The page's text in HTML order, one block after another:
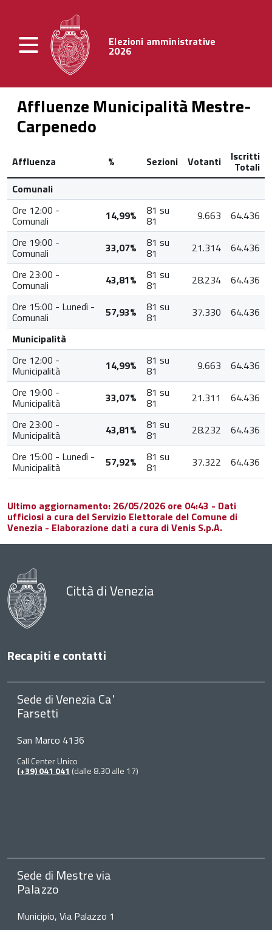
Elezioni amministrative
2026
Affluenze Municipalità Mestre-
Carpenedo
Affluenza % Sezioni Votanti Iscritti
Totali
Comunali
Ore 12:00 -
Comunali 14,99% 81 su
81 9.663
64.436
Ore 19:00 -
Comunali 33,07% 81 su
81 21.314
64.436
Ore 23:00 -
Comunali 43,81% 81 su
81 28.234
64.436
Ore 15:00 - Lunedì -
Comunali 57,93% 81 su
81 37.330
64.436
Municipalità
Ore 12:00 -
Municipalità 14,99% 81 su
81 9.663
64.436
Ore 19:00 -
Municipalità 33,07% 81 su
81 21.311
64.436
Ore 23:00 -
Municipalità 43,81% 81 su
81 28.232
64.436
Ore 15:00 - Lunedì -
Municipalità 57,92% 81 su
81 37.322 64.436
Ultimo aggiornamento: 26/05/2026 ore 04:43 - Dati
ufficiosi a cura del Servizio Elettorale del Comune di
Venezia - Elaborazione dati a cura di Venis S.p.A.
Città di Venezia
Recapiti e contatti
Sede di Venezia Ca'
Farsetti
San Marco 4136
Call Center Unico
(+39) 041 041 (dalle 8.30 alle 17)
Sede di Mestre via
Palazzo
Municipio, Via Palazzo 1